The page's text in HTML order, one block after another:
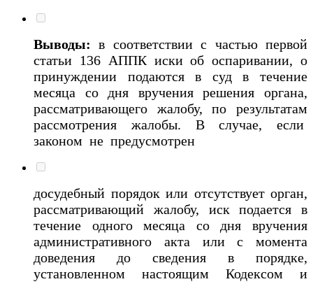
Выводы:в соответствии с частью первой
статьи 136 АППК иски об оспаривании, о
принуждении подаются в суд в течение
месяца со дня вручения решения органа,
рассматривающего жалобу, по результатам
рассмотрения жалобы. В случае, если
законом не предусмотрен
досудебный порядок или отсутствует орган,
рассматривающий жалобу, иск подается в
течение одного месяца со дня вручения
административного акта или с момента
доведения до сведения в порядке,
установленном настоящим Кодексом и